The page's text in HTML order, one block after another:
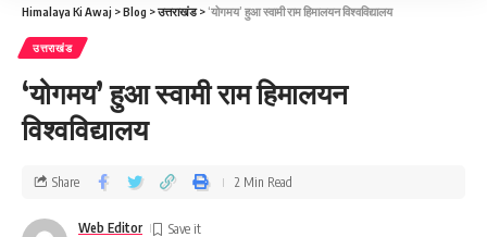
Himalaya Ki Awaj >Blog >उत्तराखंड> ‘योगमय’ हुआ स्वामी राम हिमालयन विश्वविद्यालय
उत्तराखंड
‘योगमय’ हुआ स्वामी राम हिमालयन
विश्वविद्यालय
Web Editor
Share 2 Min Read